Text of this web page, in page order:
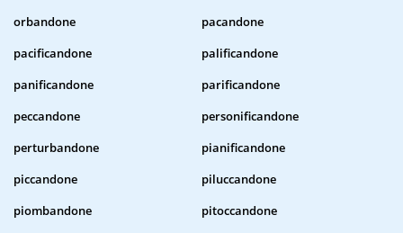
orbandone
pacandone
pacificandone
palificandone
panificandone
parificandone
peccandone
personificandone
perturbandone
pianificandone
piccandone
piluccandone
piombandone
pitoccandone